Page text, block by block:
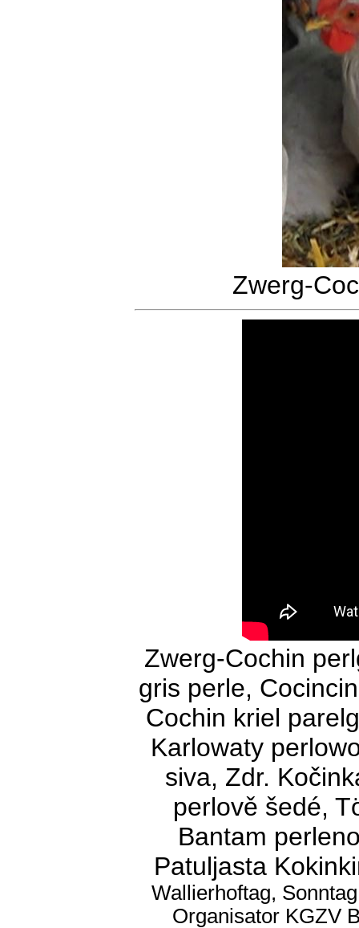
Zwerg-
Zwerg-Cochin
gris perle,
Cochin kriel
Karlowaty
siva, Zdr.
perlově šedé,
Bantam
Patuljasta
Wallierhoftag,
Organisator KGZV